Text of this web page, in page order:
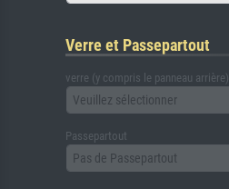
Verre et Passepartout
verre (y compris le panneau arrière)
Veuillez sélectionner
Passepartout
Pas de Passepartout